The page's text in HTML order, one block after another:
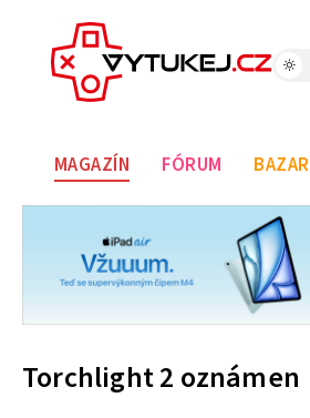
MAGAZÍN FÓRUM BAZAR
Torchlight 2 oznámen